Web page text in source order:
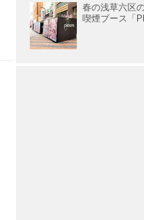
春の浅草六区
喫煙ブース「